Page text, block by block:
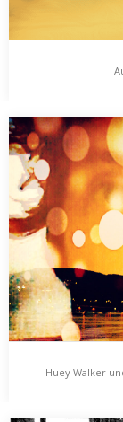
Audio: Huey
Ein Lied aus dem
der Soundcloud.
Huey Walker